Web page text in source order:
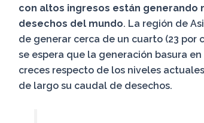
con altos ingresos están generando
desechos del mundo. La región de
de generar cerca de un cuarto (23 por
se espera que la generación basura
creces respecto de los niveles
de largo su caudal de desechos.